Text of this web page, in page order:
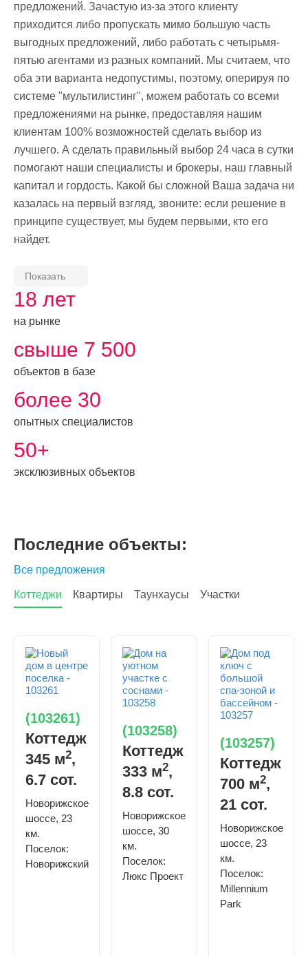
предложений. Зачастую из-за этого клиенту
приходится либо пропускать мимо большую часть
выгодных предложений, либо работать с четырьмя-
пятью агентами из разных компаний. Мы считаем, что
оба эти варианта недопустимы, поэтому, оперируя по
системе "мультилистинг", можем работать со всеми
предложениями на рынке, предоставляя нашим
клиентам 100% возможностей сделать выбор из
лучшего. А сделать правильный выбор 24 часа в сутки
помогают наши специалисты и брокеры, наш главный
капитал и гордость. Какой бы сложной Ваша задача ни
казалась на первый взгляд, звоните: если решение в
принципе существует, мы будем первыми, кто его
найдет.
Показать
18 лет
на рынке
свыше 7 500
объектов в базе
более 30
опытных специалистов
50+
эксклюзивных объектов
Последние объекты:
Коттеджи Квартиры Таунхаусы Участки
Все предложения
(103261)
Коттедж
345 м2,
6.7 сот.
Новорижское
шоссе, 23
км.
Поселок:
Новорижский
(103258)
Коттедж
333 м2,
8.8 сот.
Новорижское
шоссе, 30
км.
Поселок:
Люкс Проект
(103257)
Коттедж
700 м2,
21 сот.
Новорижское
шоссе, 23
км.
Поселок:
Millennium
Park